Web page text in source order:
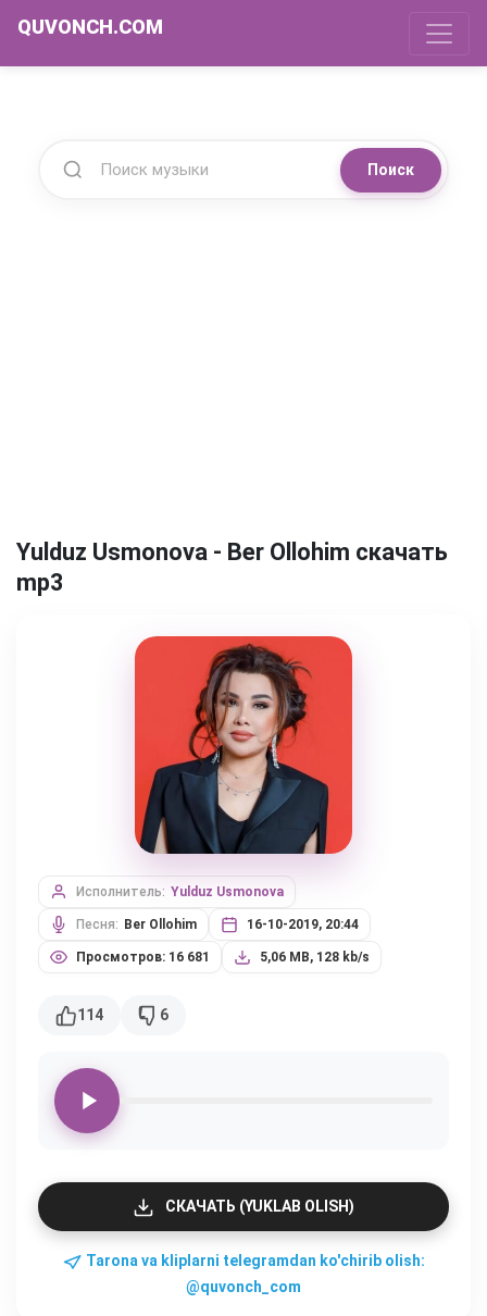
QUVONCH.COM
Поиск
Yulduz Usmonova - Ber Ollohim скачать
mp3
Исполнитель: Yulduz Usmonova
Песня: Ber Ollohim 16-10-2019, 20:44
Просмотров: 16 681 5,06 MB, 128 kb/s
114 6
СКАЧАТЬ (YUKLAB OLISH)
Tarona va kliplarni telegramdan ko'chirib olish:
@quvonch_com